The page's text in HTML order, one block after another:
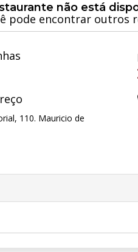
não está
pode encontrar outros
110. Mauricio de